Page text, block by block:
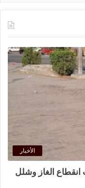
الأخبار
الغاز وشلل